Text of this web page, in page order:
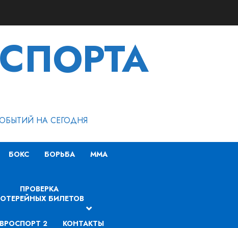
НА СЕГОДНЯ
БОКС БОРЬБА MMA
ПРОВЕРКА
БИЛЕТОВ
2 КОНТАКТЫ